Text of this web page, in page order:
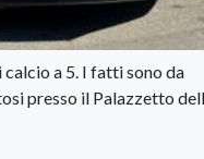
a 5. I fatti sono da
presso il Palazzetto